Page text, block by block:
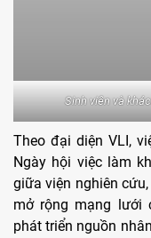
Sinh viên và
Theo đại diện VLI,
Ngày hội việc làm
giữa viện nghiên
mở rộng mạng lưới
phát triển nguồn